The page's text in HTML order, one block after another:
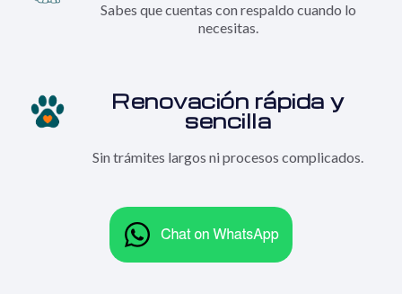
Sabes que cuentas con respaldo cuando lo
necesitas.
Renovación rápida y
sencilla
Sin trámites largos ni procesos complicados.